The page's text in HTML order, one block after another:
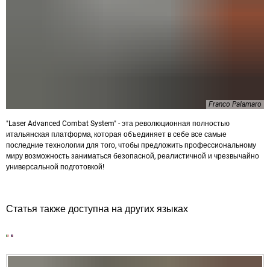
Franco Palamaro
"Laser Advanced Combat System" - эта революционная полностью
итальянская платформа, которая объединяет в себе все самые
последние технологии для того, чтобы предложить профессиональному
миру возможность заниматься безопасной, реалистичной и чрезвычайно
универсальной подготовкой!
Статья также доступна на других языках